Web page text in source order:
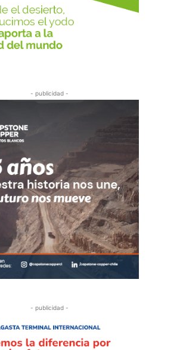
- publicidad -
- publicidad -